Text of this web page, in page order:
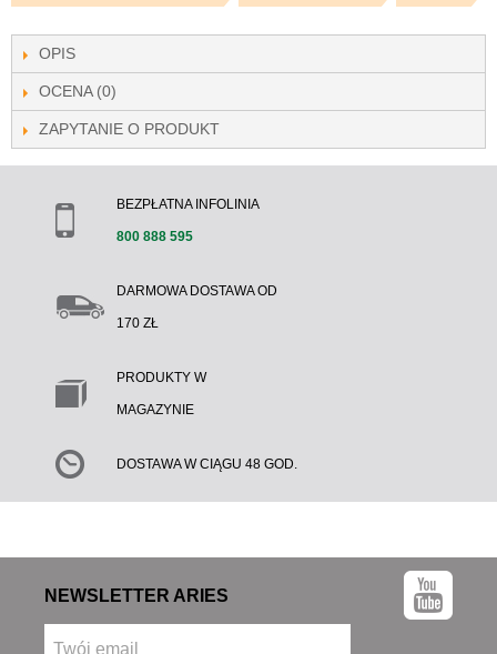
OPIS
OCENA (0)
ZAPYTANIE O PRODUKT
BEZPŁATNA INFOLINIA
800 888 595
DARMOWA DOSTAWA OD
170 ZŁ
PRODUKTY W
MAGAZYNIE
DOSTAWA W CIĄGU 48 GOD.
NEWSLETTER ARIES